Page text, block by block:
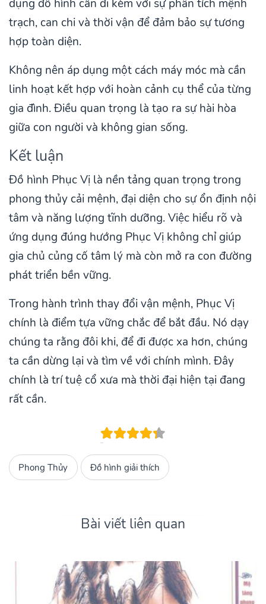
dụng đồ hình cần đi kèm với sự phân tích mệnh
trạch, can chi và thời vận để đảm bảo sự tương
hợp toàn diện.
Không nên áp dụng một cách máy móc mà cần
linh hoạt kết hợp với hoàn cảnh cụ thể của từng
gia đình. Điều quan trọng là tạo ra sự hài hòa
giữa con người và không gian sống.
Kết luận
Đồ hình Phục Vị là nền tảng quan trọng trong
phong thủy cải mệnh, đại diện cho sự ổn định nội
tâm và năng lượng tĩnh dưỡng. Việc hiểu rõ và
ứng dụng đúng hướng Phục Vị không chỉ giúp
gia chủ củng cố tâm lý mà còn mở ra con đường
phát triển bền vững.
Trong hành trình thay đổi vận mệnh, Phục Vị
chính là điểm tựa vững chắc để bắt đầu. Nó dạy
chúng ta rằng đôi khi, để đi được xa hơn, chúng
ta cần dừng lại và tìm về với chính mình. Đây
chính là trí tuệ cổ xưa mà thời đại hiện tại đang
rất cần.
Phong Thủy Đồ hình giải thích
Bài viết liên quan